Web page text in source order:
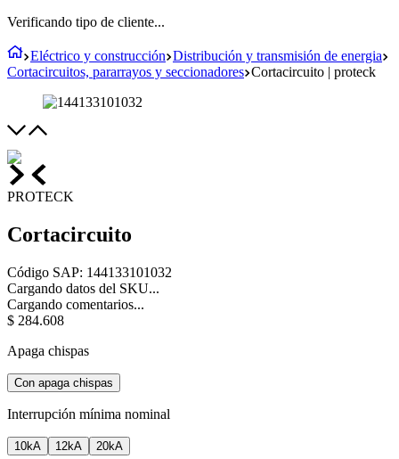
Verificando tipo de cliente...
Eléctrico y construcción Distribución y transmisión de energia
Cortacircuitos, pararrayos y seccionadores Cortacircuito | proteck
PROTECK
Cortacircuito
Código SAP: 144133101032
Cargando datos del SKU...
Cargando comentarios...
$ 284.608
Apaga chispas
Con apaga chispas
Interrupción mínima nominal
10kA 12kA 20kA